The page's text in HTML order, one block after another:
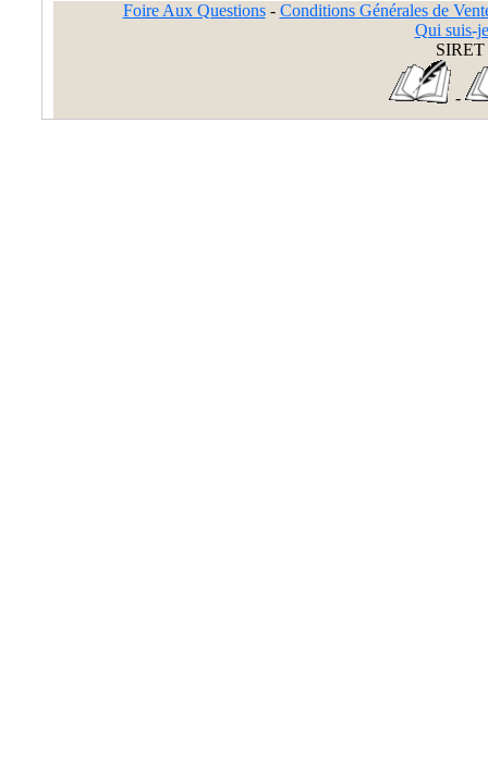
Foire Aux Questions- Conditions Générales de
Qui suis-
SIRET
-